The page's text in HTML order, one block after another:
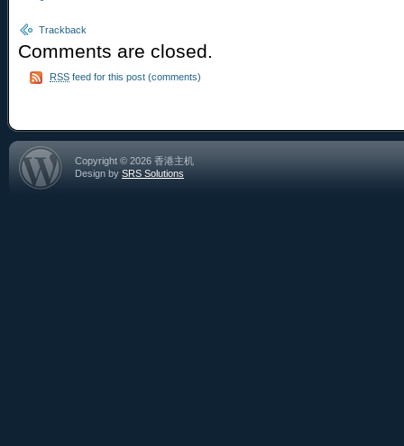
Trackback
Comments are closed.
RSS feed for this post (comments)
Copyright © 2026 香港主机
Design by SRS Solutions